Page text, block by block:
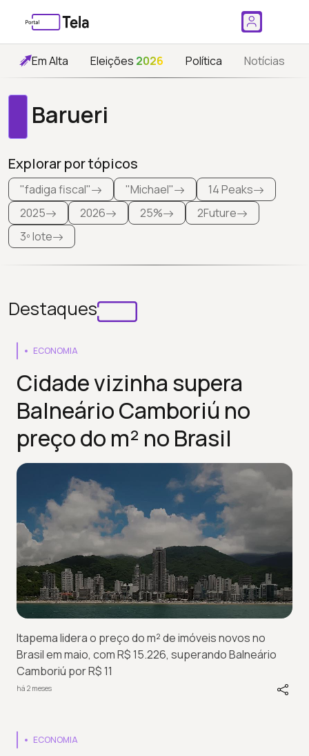
Em Alta Eleições 2026 Política Notícias
Barueri
Explorar por tópicos
"fadiga fiscal" "Michael"
14 Peaks
2025
2026 25%
2Future
3º lote
Destaques
ECONOMIA
Cidade vizinha supera
Balneário Camboriú no
preço do m² no Brasil
Itapema lidera o preço do m² de imóveis novos no
Brasil em maio, com R$ 15.226, superando Balneário
Camboriú por R$ 11
há 2 meses
ECONOMIA